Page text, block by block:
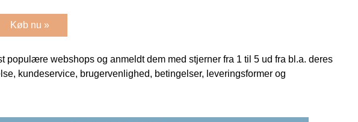
Køb nu »
populære webshops og anmeldt dem med stjerner fra 1 til 5 ud fra bl.a. deres
kundeservice, brugervenlighed, betingelser, leveringsformer og